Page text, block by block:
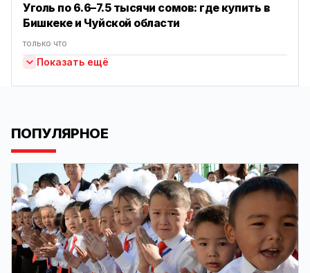
Уголь по 6.6–7.5 тысячи сомов: где купить в
Бишкеке и Чуйской области
только что
Показать ещё
ПОПУЛЯРНОЕ